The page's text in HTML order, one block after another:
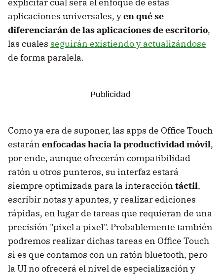
explicitar cual será el enfoque de estas
aplicaciones universales, yen qué se
diferenciarán de las aplicaciones de escritorio,
las cuales seguirán existiendo y actualizándose
de forma paralela.
Como ya era de suponer, las apps de Office Touch
estarán enfocadas hacia la productividad móvil,
por ende, aunque ofrecerán compatibilidad
ratón u otros punteros, su interfaz estará
siempre optimizada para la interacción táctil,
escribir notas y apuntes, y realizar ediciones
rápidas, en lugar de tareas que requieran de una
precisión "pixel a pixel". Probablemente también
podremos realizar dichas tareas en Office Touch
si es que contamos con un ratón bluetooth, pero
la UI no ofrecerá el nivel de especialización y